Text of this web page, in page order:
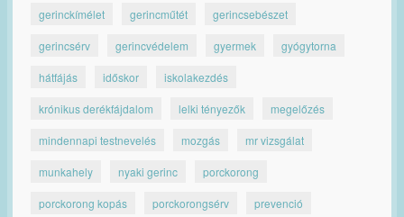
gerinckímélet gerincműtét gerincsebészet
gerincsérv gerincvédelem gyermek gyógytorna
hátfájás időskor iskolakezdés
krónikus derékfájdalom lelki tényezők megelőzés
mindennapi testnevelés mozgás mr vizsgálat
munkahely nyaki gerinc porckorong
porckorong kopás porckorongsérv prevenció